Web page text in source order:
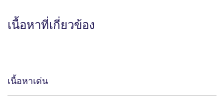
เนื้อหาที่เกี่ยวข้อง
เนื้อหาเด่น